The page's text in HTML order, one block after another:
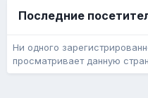
Последние
Ни одного
просматривает данную